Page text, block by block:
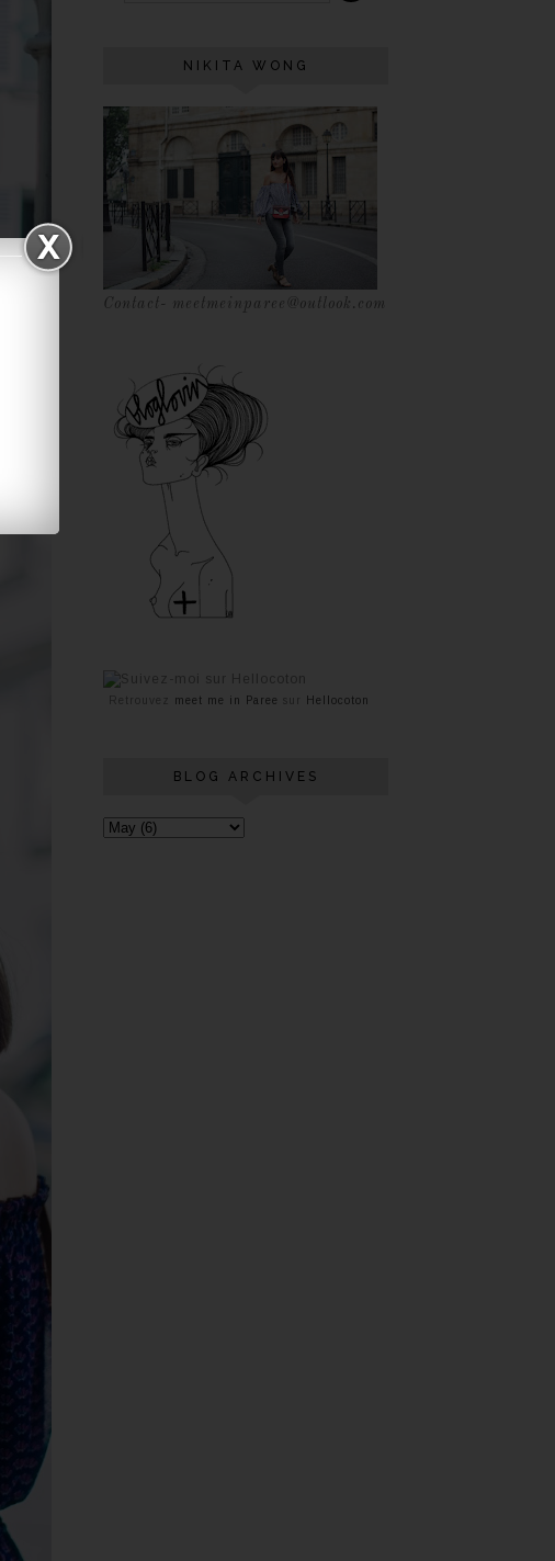
NIKITA WONG
Contact- meetmeinparee@outlook.com
Retrouvez meet me in Paree Hellocoton
BLOG ARCHIVES